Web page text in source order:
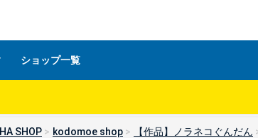
ショップ一覧
SHOP kodomoe shop 【作品】ノラネコぐんだん